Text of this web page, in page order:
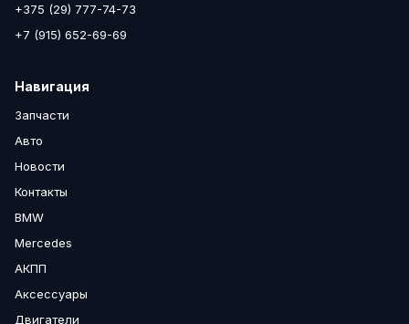
+375 (29) 777-74-73
+7 (915) 652-69-69
Навигация
Запчасти
Авто
Новости
Контакты
BMW
Mercedes
АКПП
Аксессуары
Двигатели